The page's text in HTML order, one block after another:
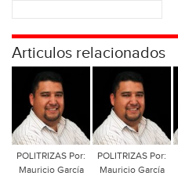
Articulos relacionados
POLITRIZAS Por:
Mauricio García
POLITRIZAS Por:
Mauricio García